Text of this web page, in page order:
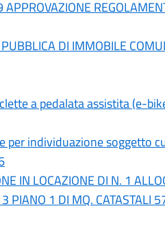
DI IMMOBILE
a pedalata assistita (e-
per individuazione soggetto
IN LOCAZIONE DI N. 1
PIANO 1 DI MQ. CATASTALI